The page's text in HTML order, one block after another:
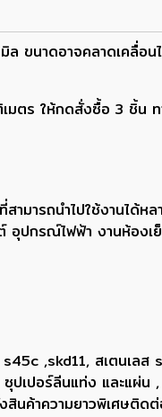
ดอาจคลาดเคลื่อนได้
ตร ให้กดสั่งซื้อ 3 ชิ้น
มารถนำไปใช้งานได้
อุปกรณ์ไฟฟ้า งานห้อง
,skd11, สเตนเ
เปอร์ลีนแท่ง และแผ่น
งสินค้าความยาวพิเศ